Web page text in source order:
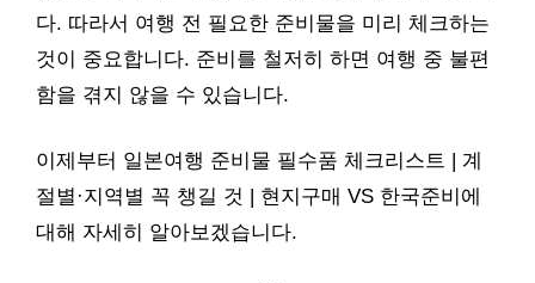
다. 따라서 여행 전 필요한 준비물을 미리 체크하는
것이 중요합니다. 준비를 철저히 하면 여행 중 불편
함을 겪지 않을 수 있습니다.
이제부터 일본여행 준비물 필수품 체크리스트 | 계
절별·지역별 꼭 챙길 것 | 현지구매 VS 한국준비에
대해 자세히 알아보겠습니다.